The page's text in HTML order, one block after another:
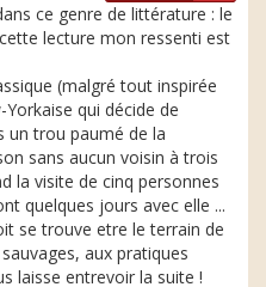
ce genre de littérature : le
lecture mon ressenti est
(malgré tout inspirée
qui décide de
un trou paumé de la
sans aucun voisin à trois
la visite de cinq personnes
quelques jours avec elle ...
se trouve etre le terrain de
aux pratiques
laisse entrevoir la suite !